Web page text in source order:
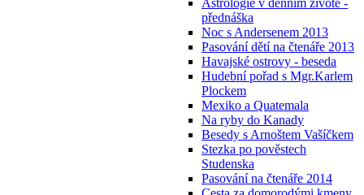
Astrologie v denním životě -
přednáška
Noc s Andersenem 2013
Pasování dětí na čtenáře 2013
Havajské ostrovy - beseda
Hudební pořad s Mgr.Karlem
Plockem
Mexiko a Quatemala
Na ryby do Kanady
Besedy s Arnoštem Vašíčkem
Stezka po pověstech
Studenska
Pasování na čtenáře 2014